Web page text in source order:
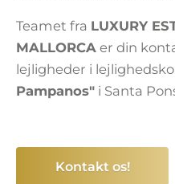
Teamet fra LUXURY
MALLORCA er din
lejligheder i
Pampanos" i Santa
Kontakt os!